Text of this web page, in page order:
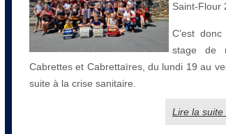
Saint-Flour
C'est
stage de
Cabrettes et Cabrettaïres, du lundi 19 au
suite à la crise sanitaire.
Lire la